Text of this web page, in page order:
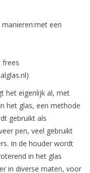
een
frees
het eigenlijk al, met
het glas, een methode
gebruikt als
pen, veel gebruikt
In de houder wordt
in het glas
in diverse maten, voor